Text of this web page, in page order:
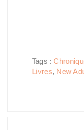
Tags :
Livres, New